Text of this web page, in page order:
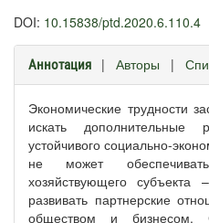
DOI: 10.15838/ptd.2020.6.110.4
Аннотация | Авторы |
Экономические трудности
искать дополнительные
устойчивого социально-
не может
хозяйствующего субъекта
развивать партнерские
обществом и бизнесом.